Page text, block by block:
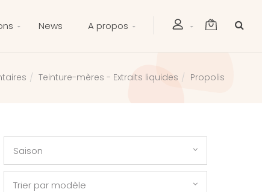
News A propos
Teinture-mères - Extraits liquides Propolis
Saison
Trier par modèle